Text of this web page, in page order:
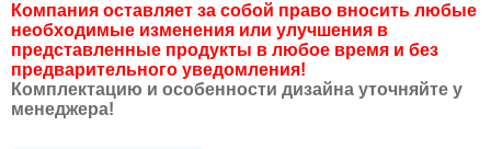
Компания оставляет за собой право вносить любые
необходимые изменения или улучшения в
представленные продукты в любое время и без
предварительного уведомления!
Комплектацию и особенности дизайна уточняйте у
менеджера!